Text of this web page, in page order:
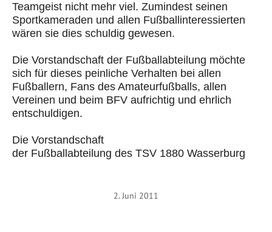
Teamgeist nicht mehr viel. Zumindest seinen
Sportkameraden und allen Fußballinteressierten
wären sie dies schuldig gewesen.
Die Vorstandschaft der Fußballabteilung möchte
sich für dieses peinliche Verhalten bei allen
Fußballern, Fans des Amateurfußballs, allen
Vereinen und beim BFV aufrichtig und ehrlich
entschuldigen.
Die Vorstandschaft
der Fußballabteilung des TSV 1880 Wasserburg
2. Juni 2011